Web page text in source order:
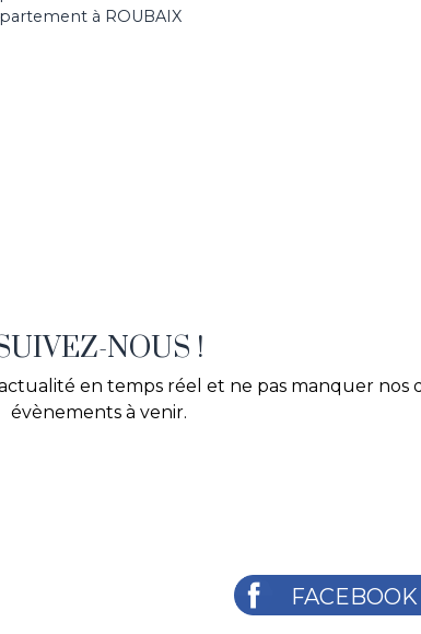
à ROUBAIX
NOUS !
en temps réel et ne pas manquer nos
évènements à venir.
FACEBOOK